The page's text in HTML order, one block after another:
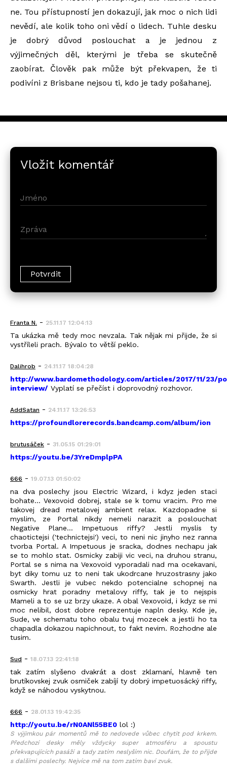
ne. Tou přístupností jen dokazují, jak moc o nich lidi
nevědí, ale kolik toho oni vědí o lidech. Tuhle desku
je dobrý důvod poslouchat a je jednou z
výjimečných děl, kterými je třeba se skutečně
zaobírat. Člověk pak může být překvapen, že ti
podivíni z Brisbane nejsou ti, kdo je tady pošahanej.
Vložit komentář
Franta N. - 25.11.17 12:04:13
Ta ukázka mě tedy moc nevzala. Tak nějak mi přijde, že si
vystříleli prach. Bývalo to větší peklo.
Dalihrob - 24.11.17 18:04:28
http://www.bardomethodology.com/articles/2017/11/23/
interview/ Vyplatí se přečíst i doprovodný rozhovor.
AddSatan - 24.11.17 13:26:53
https://profoundlorerecords.bandcamp.com/album/ion
brutusáček - 31.05.15 01:29:01
https://youtu.be/3YreDmplpPA
666 - 19.07.13 01:50:02
na dva poslechy jsou Electric Wizard, i kdyz jeden staci
bohate... Vexovoid dobrej, stale se k tomu vracim. Pro me
takovej dread metalovej ambient relax. Kazdopadne si
myslim, ze Portal nikdy nemeli narazit a poslouchat
Negative Plane... Impetuous riffy? Jestli myslis ty
chaotictejsi ('technictejsi') veci, to neni nic jinyho nez ranna
tvorba Portal. A Impetuous je sracka, dodnes nechapu jak
se to mohlo stat. Osmicky zabiji vic veci, na druhou stranu,
Portal se s nima na Vexovoid vyporadali nad ma ocekavani,
byt diky tomu uz to neni tak ukodrcane hruzostrasny jako
Swarth. Jestli je vubec nekdo potencialne schopnej na
osmicky hrat poradny metalovy riffy, tak je to nejspis
Mameli a to se uz brzy ukaze. A obal Vexovoid, i kdyz se mi
moc nelibil, dost dobre reprezentuje napln desky. Kde je,
Sude, ve schematu toho obalu tvuj mozecek a jestli ho ta
chapadla dokazou napichnout, to fakt nevim. Rozhodne ale
tusim.
Sud - 18.07.13 22:41:18
tak zatím slyšeno dvakrát a dost zklamaní, hlavně ten
brutíkovskej zvuk osmiček zabíjí ty dobrý impetuosácký riffy,
když se náhodou vyskytnou.
666 - 28.01.13 19:42:35
http://youtu.be/rN0ANl55BE0 lol :)
S výjimkou pár momentů mě to nedovede vůbec chytit pod krkem.
Předchozí desky měly vždycky super atmosféru a spoustu
překvapujících pasáží a tady zatím neslyším nic. Doufám, že to přijde
s dalšími poslechy. Nejvíce mě na tom zatím baví zvuk.